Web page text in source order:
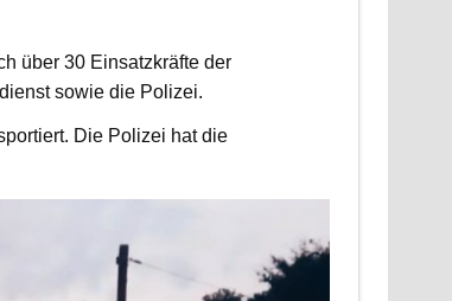
über 30 Einsatzkräfte der
sowie die Polizei.
Die Polizei hat die